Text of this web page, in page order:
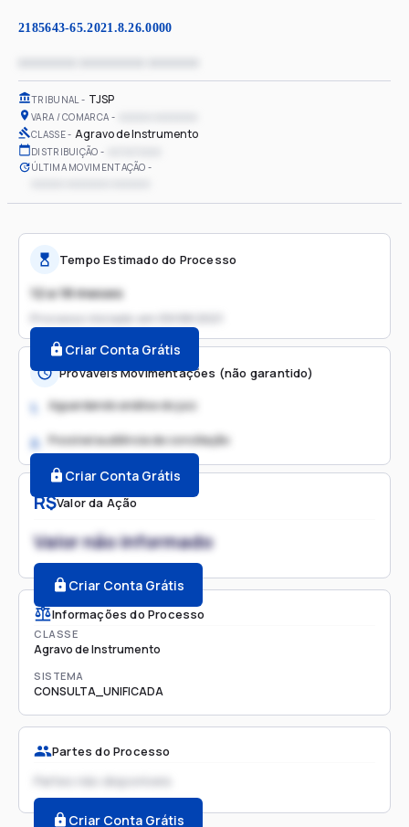
2185643-65.2021.8.26.0000
TRIBUNAL TJSP
VARA / COMARCA
CLASSE Agravo de Instrumento
DISTRIBUIÇÃO
ÚLTIMA MOVIMENTAÇÃO
R$Valor da Ação
Valor não informado
Criar Conta Grátis
Informações do Processo
CLASSE
Agravo de Instrumento
SISTEMA
CONSULTA_UNIFICADA
Partes do Processo
Partes não disponíveis
Criar Conta Grátis
Tempo Estimado do Processo
12 a 18 meses
Processo iniciado em
Criar Conta Grátis
Prováveis Movimentações (não garantido)
1. Aguardando análise do juiz
2. Possível audiência de conciliação
Criar Conta Grátis